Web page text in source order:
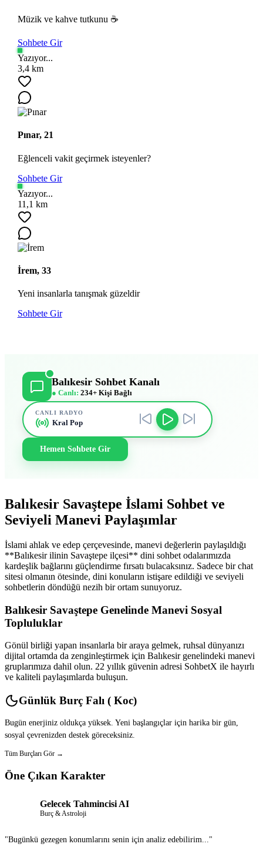
Müzik ve kahve tutkunu ☕
Sohbete Gir
Yazıyor...
3,4 km
Pınar, 21
Eğlenceli vakit geçirmek isteyenler?
Sohbete Gir
Yazıyor...
11,1 km
İrem, 33
Yeni insanlarla tanışmak güzeldir
Sohbete Gir
Balıkesir Sohbet Kanalı
● Canlı: 234+ Kişi Bağlı
CANLI RADYO
Kral Pop
Hemen Sohbete Gir
Balıkesir Savaştepe İslami Sohbet ve
Seviyeli Manevi Paylaşımlar
İslami ahlak ve edep çerçevesinde, manevi değerlerin paylaşıldığı
**Balıkesir ilinin Savaştepe ilçesi** dini sohbet odalarımızda
kardeşlik bağlarını güçlendirme fırsatı bulacaksınız. Sadece bir chat
sitesi olmanın ötesinde, dini konuların istişare edildiği ve seviyeli
sohbetlerin döndüğü nezih bir ortam sunuyoruz.
Balıkesir Savaştepe Genelinde Manevi Sosyal
Topluluklar
Gönül birliği yapan insanlarla bir araya gelmek, ruhsal dünyanızı
dijital ortamda da zenginleştirmek için Balıkesir genelindeki manevi
gruplarımıza dahil olun. 22 yıllık güvenin adresi SohbetX ile hayırlı
ve kaliteli paylaşımlarda buluşun.
Günlük Burç Falı ( Koc)
Bugün enerjiniz oldukça yüksek. Yeni başlangıçlar için harika bir gün,
sosyal çevrenizden destek göreceksiniz.
Tüm Burçları Gör →
Öne Çıkan Karakter
Gelecek Tahmincisi AI
Burç & Astroloji
"Bugünkü gezegen konumlarını senin için analiz edebilirim..."